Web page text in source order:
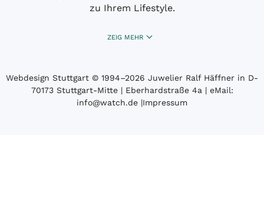
zu Ihrem Lifestyle.
ZEIG MEHR
Webdesign Stuttgart © 1994­–2026 Juwelier Ralf Häffner in D-
70173 Stuttgart-Mitte | Eberhardstraße 4a | eMail:
info@watch.de |Impressum